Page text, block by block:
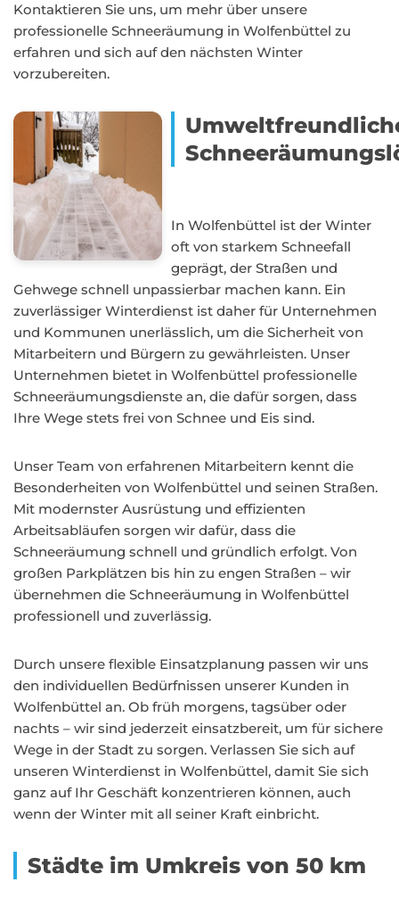
Kontaktieren Sie uns, um mehr über unsere
professionelle Schneeräumung in Wolfenbüttel zu
erfahren und sich auf den nächsten Winter
vorzubereiten.
In Wolfenbüttel ist der Winter
oft von starkem Schneefall
geprägt, der Straßen und
Gehwege schnell unpassierbar machen kann. Ein
zuverlässiger Winterdienst ist daher für Unternehmen
und Kommunen unerlässlich, um die Sicherheit von
Mitarbeitern und Bürgern zu gewährleisten. Unser
Unternehmen bietet in Wolfenbüttel professionelle
Schneeräumungsdienste an, die dafür sorgen, dass
Ihre Wege stets frei von Schnee und Eis sind.
Unser Team von erfahrenen Mitarbeitern kennt die
Besonderheiten von Wolfenbüttel und seinen Straßen.
Mit modernster Ausrüstung und effizienten
Arbeitsabläufen sorgen wir dafür, dass die
Schneeräumung schnell und gründlich erfolgt. Von
großen Parkplätzen bis hin zu engen Straßen – wir
übernehmen die Schneeräumung in Wolfenbüttel
professionell und zuverlässig.
Durch unsere flexible Einsatzplanung passen wir uns
den individuellen Bedürfnissen unserer Kunden in
Wolfenbüttel an. Ob früh morgens, tagsüber oder
nachts – wir sind jederzeit einsatzbereit, um für sichere
Wege in der Stadt zu sorgen. Verlassen Sie sich auf
unseren Winterdienst in Wolfenbüttel, damit Sie sich
ganz auf Ihr Geschäft konzentrieren können, auch
wenn der Winter mit all seiner Kraft einbricht.
Städte im Umkreis von 50 km